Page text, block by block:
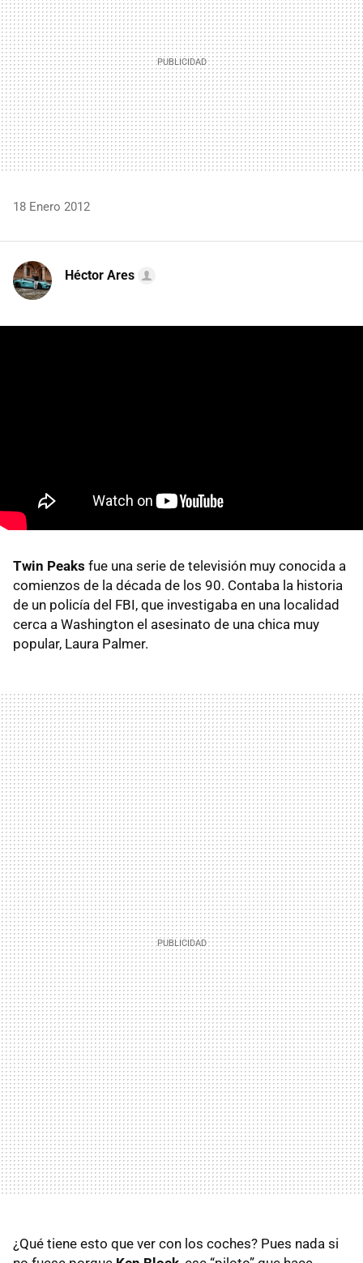
18 Enero 2012
Héctor Ares
Twin Peaks fue una serie de televisión muy conocida a
comienzos de la década de los 90. Contaba la historia
de un policía del FBI, que investigaba en una localidad
cerca a Washington el asesinato de una chica muy
popular, Laura Palmer.
¿Qué tiene esto que ver con los coches? Pues nada si